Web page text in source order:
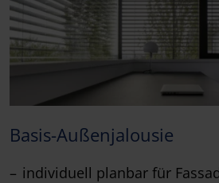
Basis-Außenjalousie
individuell planbar für